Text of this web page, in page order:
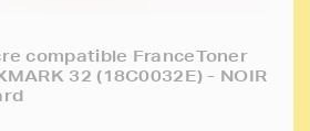
compatible FranceToner
32 (18C0032E) - NOIR